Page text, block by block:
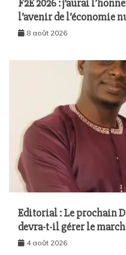
F2E 2026 : j’aurai
l’avenir de l’économie
8 août 2026
Editorial : Le prochain
devra-t-il gérer le
4 août 2026